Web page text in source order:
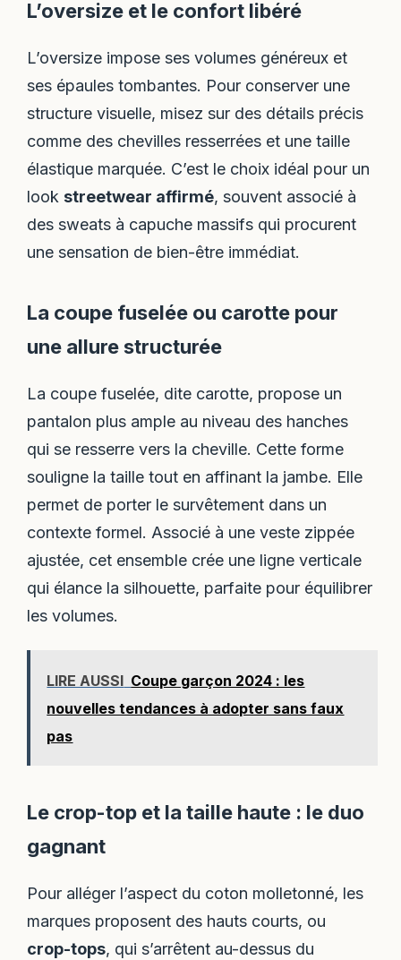
L’oversize et le confort libéré
L’oversize impose ses volumes généreux et
ses épaules tombantes. Pour conserver une
structure visuelle, misez sur des détails précis
comme des chevilles resserrées et une taille
élastique marquée. C’est le choix idéal pour un
look streetwear affirmé, souvent associé à
des sweats à capuche massifs qui procurent
une sensation de bien-être immédiat.
La coupe fuselée ou carotte pour
une allure structurée
La coupe fuselée, dite carotte, propose un
pantalon plus ample au niveau des hanches
qui se resserre vers la cheville. Cette forme
souligne la taille tout en affinant la jambe. Elle
permet de porter le survêtement dans un
contexte formel. Associé à une veste zippée
ajustée, cet ensemble crée une ligne verticale
qui élance la silhouette, parfaite pour équilibrer
les volumes.
LIRE AUSSI Coupe garçon 2024 : les
nouvelles tendances à adopter sans faux
pas
Le crop-top et la taille haute : le duo
gagnant
Pour alléger l’aspect du coton molletonné, les
marques proposent des hauts courts, ou
crop-tops, qui s’arrêtent au-dessus du